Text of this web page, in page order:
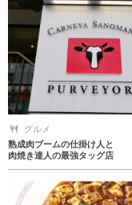
グルメ
熟成肉ブームの仕掛け人と
肉焼き達人の最強タッグ店